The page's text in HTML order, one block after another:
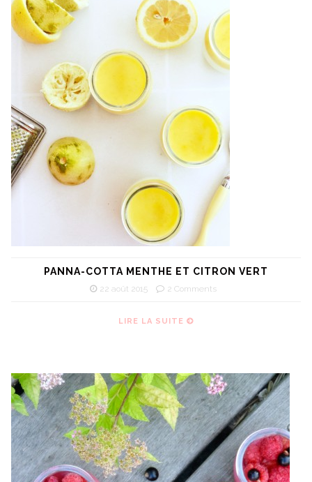
PANNA-COTTA MENTHE ET CITRON VERT
22 août 2015 2 Comments
LIRE LA SUITE